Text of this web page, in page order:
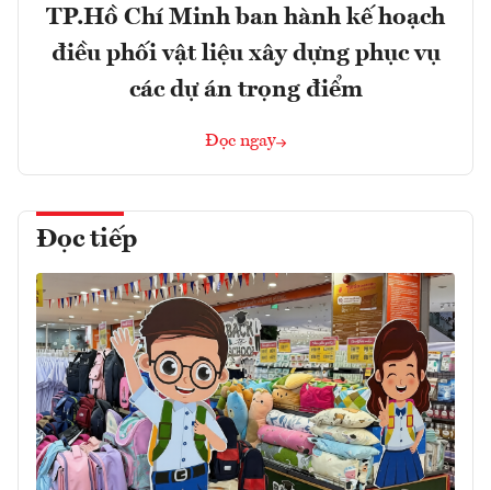
TP.Hồ Chí Minh ban hành kế hoạch
điều phối vật liệu xây dựng phục vụ
các dự án trọng điểm
Đọc ngay
Đọc tiếp